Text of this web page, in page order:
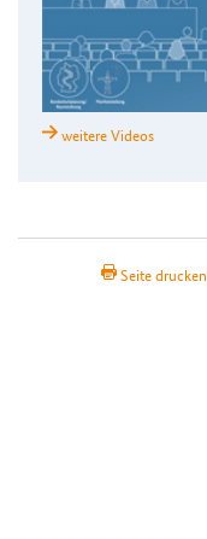
weitere Videos
Seite drucken